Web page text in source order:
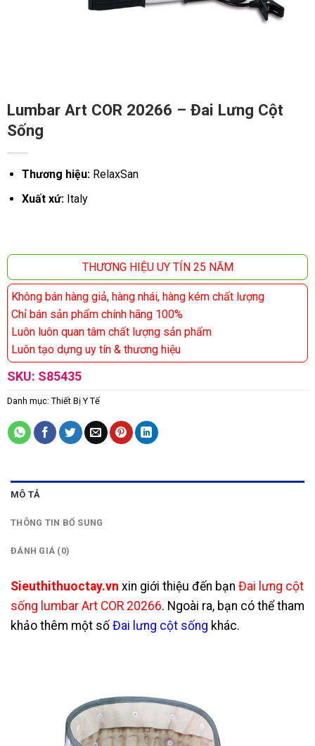
Lumbar Art COR 20266 – Đai Lưng Cột
Sống
Thương hiệu:RelaxSan
Xuất xứ: Italy
THƯƠNG HIỆU UY TÍN 25 NĂM
Không bán hàng giả, hàng nhái, hàng kém chất lượng
Chỉ bán sản phẩm chính hãng 100%
Luôn luôn quan tâm chất lượng sản phẩm
Luôn tạo dựng uy tín & thương hiệu
SKU: S85435
Danh mục: Thiết Bị Y Tế
MÔ TẢ
THÔNG TIN BỔ SUNG
ĐÁNH GIÁ (0)
Sieuthithuoctay.vn xin giới thiệu đến bạn Đai lưng cột
sống lumbar Art COR 20266. Ngoài ra, bạn có thể tham
khảo thêm một số Đai lưng cột sống khác.